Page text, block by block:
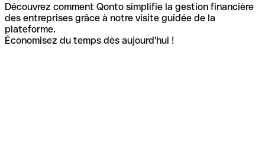
Découvrez comment Qonto simplifie la gestion financière
des entreprises grâce à notre visite guidée de la
plateforme.
Économisez du temps dès aujourd'hui !